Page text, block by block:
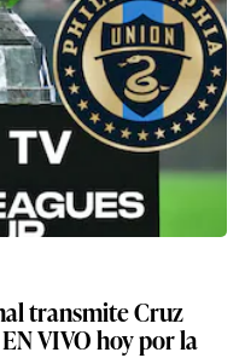
transmite Cruz
VIVO hoy por la